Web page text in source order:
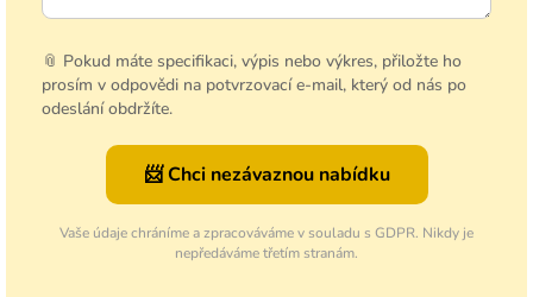
📎 Pokud máte specifikaci, výpis nebo výkres, přiložte ho
prosím v odpovědi na potvrzovací e-mail, který od nás po
odeslání obdržíte.
📨 Chci nezávaznou nabídku
Vaše údaje chráníme a zpracováváme v souladu s GDPR. Nikdy je
nepředáváme třetím stranám.